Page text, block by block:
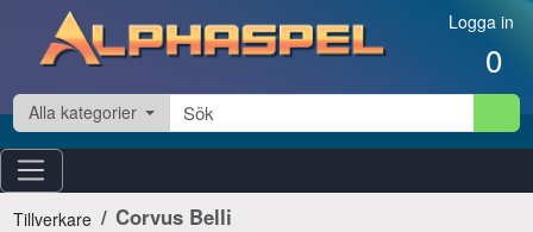
Hoppa till innehåll Logga in
0
Alla kategorier
Tillverkare Corvus Belli